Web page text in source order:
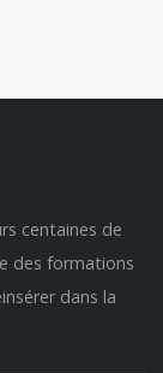
centaines de
des formations
dans la